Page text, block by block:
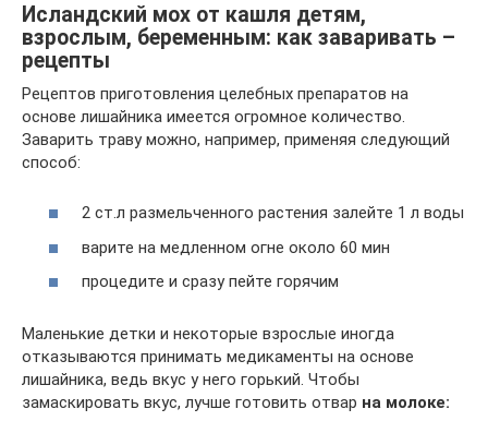
Исландский мох от кашля детям,
взрослым, беременным: как заваривать –
рецепты
Рецептов приготовления целебных препаратов на
основе лишайника имеется огромное количество.
Заварить траву можно, например, применяя следующий
способ:
2 ст.л размельченного растения залейте 1 л воды
варите на медленном огне около 60 мин
процедите и сразу пейте горячим
Маленькие детки и некоторые взрослые иногда
отказываются принимать медикаменты на основе
лишайника, ведь вкус у него горький. Чтобы
замаскировать вкус, лучше готовить отвар на молоке: